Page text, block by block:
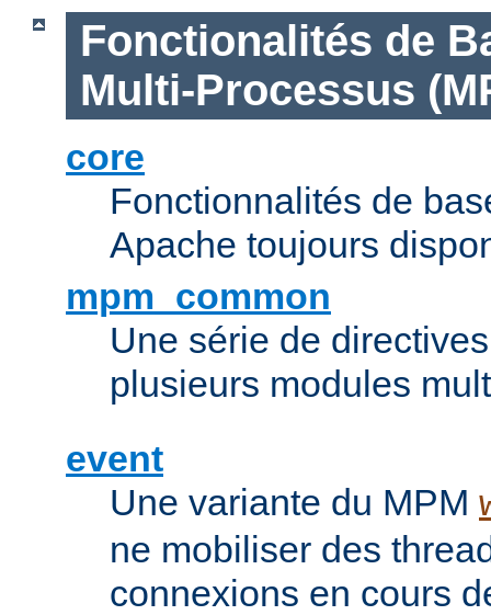
Fonctionalités de
Multi-Processus
core
Fonctionnalités de
Apache toujours
mpm_common
Une série de
plusieurs modules
event
Une variante du MPM
ne mobiliser des
connexions en cours